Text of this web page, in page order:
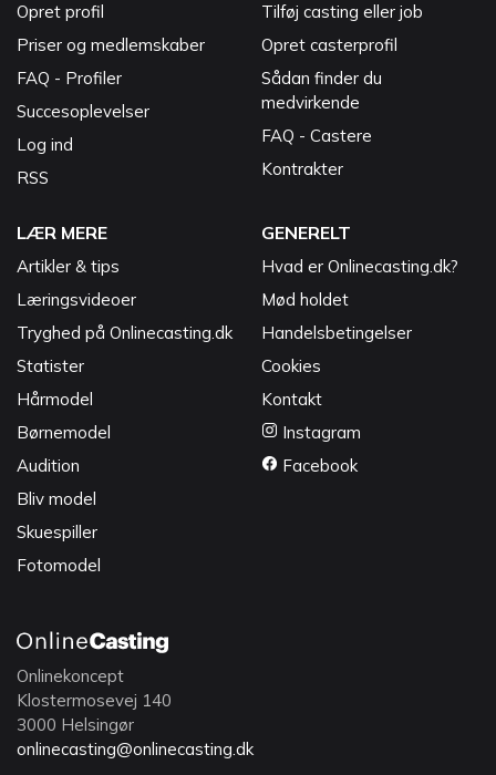
Opret profil
Priser og medlemskaber
FAQ - Profiler
Succesoplevelser
Log ind
RSS
Tilføj casting eller job
Opret casterprofil
Sådan finder du
medvirkende
FAQ - Castere
Kontrakter
LÆR MERE
Artikler & tips
Læringsvideoer
Tryghed på Onlinecasting.dk
Statister
Hårmodel
Børnemodel
Audition
Bliv model
Skuespiller
Fotomodel
GENERELT
Hvad er Onlinecasting.dk?
Mød holdet
Handelsbetingelser
Cookies
Kontakt
Instagram
Facebook
Onlinekoncept
Klostermosevej 140
3000 Helsingør
onlinecasting@onlinecasting.dk